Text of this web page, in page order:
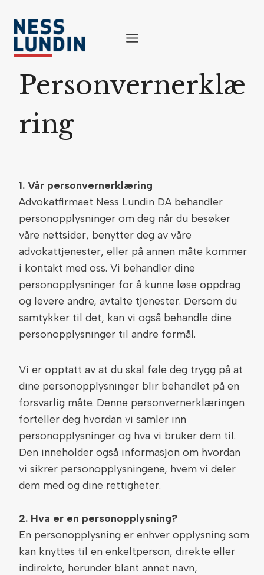
content
Personvernerklæ
ring
1. Vår personvernerklæring
Advokatfirmaet Ness Lundin DA behandler
personopplysninger om deg når du besøker
våre nettsider, benytter deg av våre
advokattjenester, eller på annen måte kommer
i kontakt med oss. Vi behandler dine
personopplysninger for å kunne løse oppdrag
og levere andre, avtalte tjenester. Dersom du
samtykker til det, kan vi også behandle dine
personopplysninger til andre formål.
Vi er opptatt av at du skal føle deg trygg på at
dine personopplysninger blir behandlet på en
forsvarlig måte. Denne personvernerklæringen
forteller deg hvordan vi samler inn
personopplysninger og hva vi bruker dem til.
Den inneholder også informasjon om hvordan
vi sikrer personopplysningene, hvem vi deler
dem med og dine rettigheter.
2. Hva er en personopplysning?
En personopplysning er enhver opplysning som
kan knyttes til en enkeltperson, direkte eller
indirekte, herunder blant annet navn,